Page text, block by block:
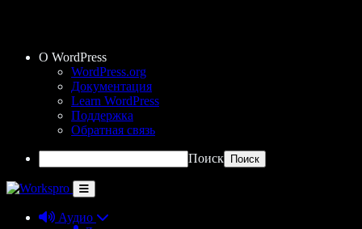
О WordPress
WordPress.org
Документация
Learn WordPress
Поддержка
Обратная связь
Поиск
Аудио